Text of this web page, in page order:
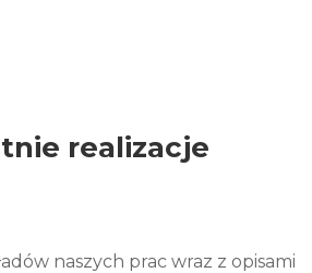
realizacje
naszych prac wraz z opisami